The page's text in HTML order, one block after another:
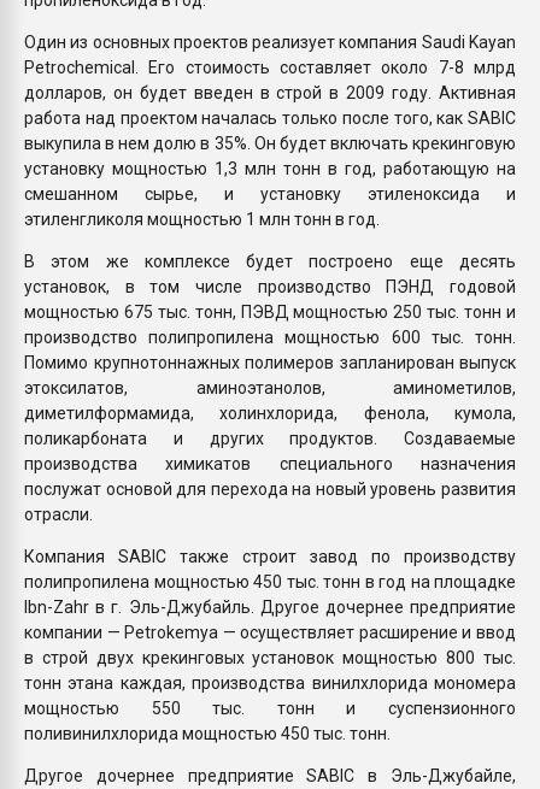
Один из основных проектов реализует компания Saudi Kayan
Petrochemical. Его стоимость составляет около 7-8 млрд
долларов, он будет введен в строй в 2009 году. Активная
работа над проектом началась только после того, как SABIC
выкупила в нем долю в 35%. Он будет включать крекинговую
установку мощностью 1,3 млн тонн в год, работающую на
смешанном сырье, и установку этиленоксида и
этиленгликоля мощностью 1 млн тонн в год.
В этом же комплексе будет построено еще десять
установок, в том числе производство ПЭНД годовой
мощностью 675 тыс. тонн, ПЭВД мощностью 250 тыс. тонн и
производство полипропилена мощностью 600 тыс. тонн.
Помимо крупнотоннажных полимеров запланирован выпуск
этоксилатов, аминоэтанолов, аминометилов,
диметилформамида, холинхлорида, фенола, кумола,
поликарбоната и других продуктов. Создаваемые
производства химикатов специального назначения
послужат основой для перехода на новый уровень развития
отрасли.
Компания SABIC также строит завод по производству
полипропилена мощностью 450 тыс. тонн в год на площадке
Ibn-Zahr в г. Эль-Джубайль. Другое дочернее предприятие
компании — Petrokemya — осуществляет расширение и ввод
в строй двух крекинговых установок мощностью 800 тыс.
тонн этана каждая, производства винилхлорида мономера
мощностью 550 тыс. тонн и суспензионного
поливинилхлорида мощностью 450 тыс. тонн.
Другое дочернее предприятие SABIC в Эль-Джубайле,